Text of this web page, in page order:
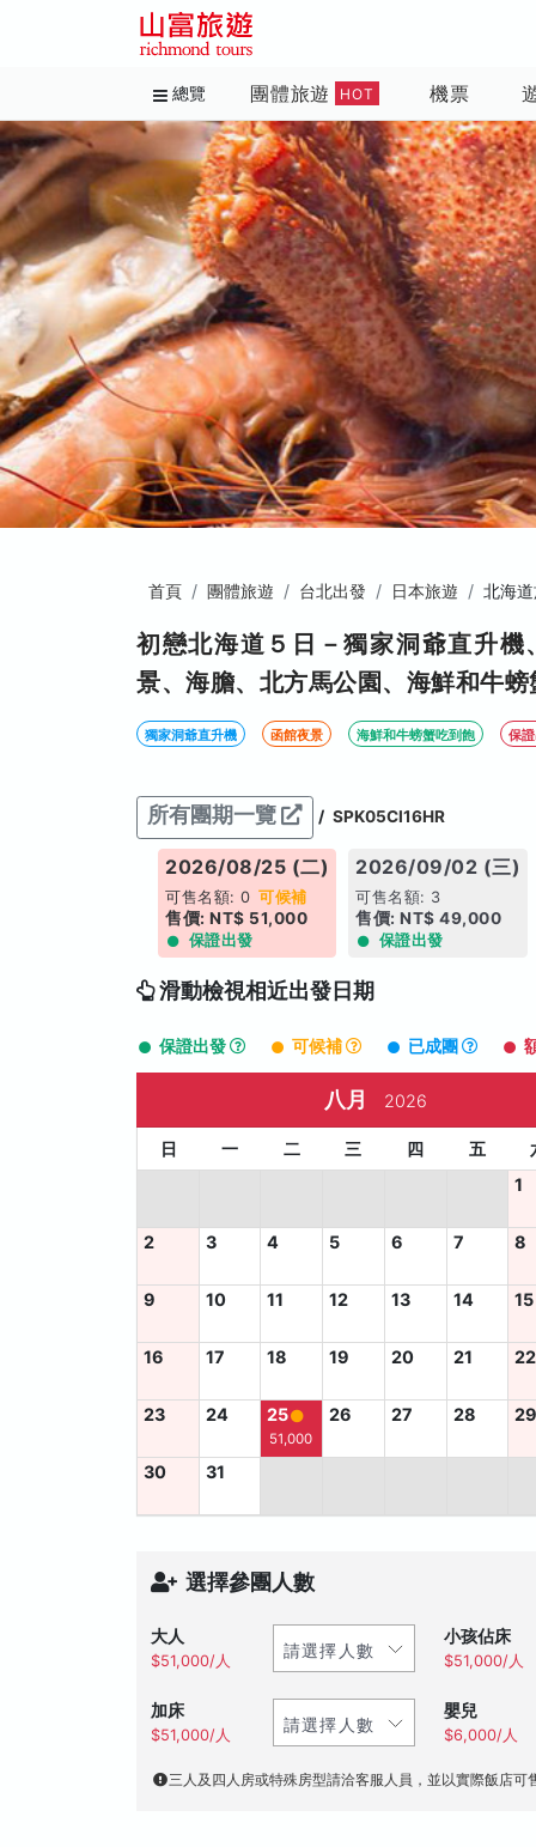
總覽 團體旅遊 HOT 機票
首頁 團體旅遊 台北出發 日本旅遊 北海
初戀北海道５日－獨家洞爺直升
景、海膽、北方馬公園、海鮮和牛螃
獨家洞爺直升機 函館夜景 海鮮和牛螃蟹吃到飽 保
所有團期一覽 / SPK05CI16HR
2026/08/25 (二)
可售名額: 0 可候補
售價: NT$ 51,000
保證出發
2026/09/02 (三)
可售名額: 3
售價: NT$ 49,000
保證出發
滑動檢視相近出發日期
保證出發 可候補 已成團
八月 2026
日 一 二 三 四 五
1
2 3 4 5 6 7 8
9 10 11 12 13 14 15
16 17 18 19 20 21 22
23 24 25
51,000
26 27 28
30 31
選擇參團人數
大人
$51,000/人
小孩佔床
$51,000/人
加床
$51,000/人
嬰兒
$6,000/人
三人及四人房或特殊房型請洽客服人員，並以實際飯店可